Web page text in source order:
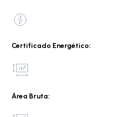
Certificado Energético:
Área Bruta: